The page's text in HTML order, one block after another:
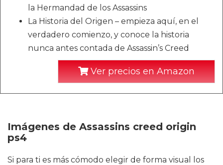
la Hermandad de los Assassins
La Historia del Origen – empieza aquí, en el
verdadero comienzo, y conoce la historia
nunca antes contada de Assassin’s Creed
Ver precios en Amazon
Imágenes de Assassins creed origin
ps4
Si para ti es más cómodo elegir de forma visual los